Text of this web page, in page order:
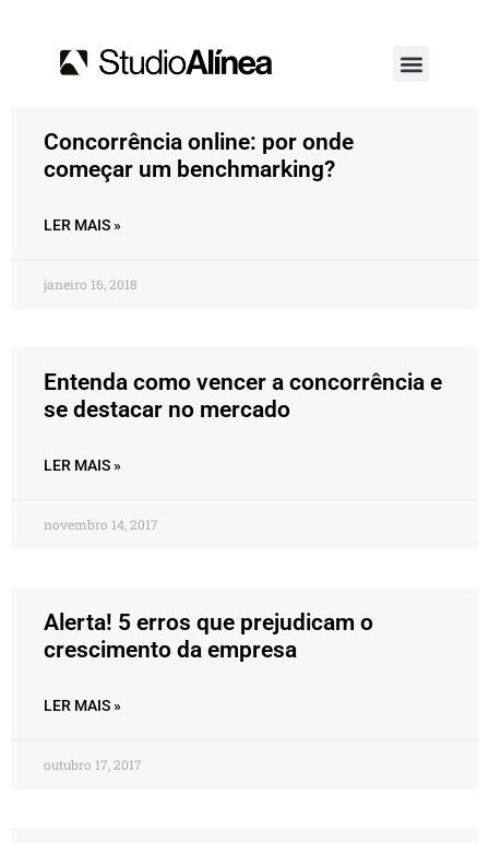
Concorrência online: por onde
começar um benchmarking?
LER MAIS »
janeiro 16, 2018
Entenda como vencer a concorrência e
se destacar no mercado
LER MAIS »
novembro 14, 2017
Alerta! 5 erros que prejudicam o
crescimento da empresa
LER MAIS »
outubro 17, 2017